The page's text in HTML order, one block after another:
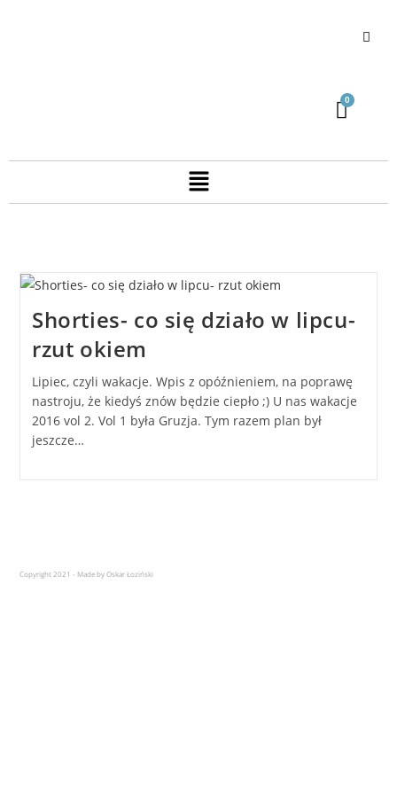
Shorties- co się działo w lipcu-
rzut okiem
Lipiec, czyli wakacje. Wpis z opóźnieniem, na poprawę
nastroju, że kiedyś znów będzie ciepło ;) U nas wakacje
2016 vol 2. Vol 1 była Gruzja. Tym razem plan był
jeszcze…
Copyright 2021 - Made by Oskar Łoziński